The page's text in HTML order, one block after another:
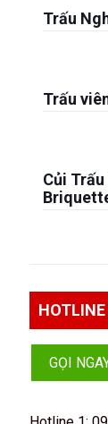
Trấu
Trấu
Củi
GỌI